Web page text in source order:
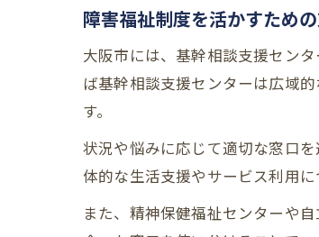
障害福祉制度を活かすため
大阪市には、基幹相談支援セン
ば基幹相談支援センターは広域
す。
状況や悩みに応じて適切な窓口
体的な生活支援やサービス利用
また、精神保健福祉センターや